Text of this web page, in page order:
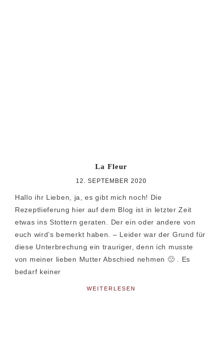
La Fleur
12. SEPTEMBER 2020
Hallo ihr Lieben, ja, es gibt mich noch! Die
Rezeptlieferung hier auf dem Blog ist in letzter Zeit
etwas ins Stottern geraten. Der ein oder andere von
euch wird’s bemerkt haben. – Leider war der Grund für
diese Unterbrechung ein trauriger, denn ich musste
von meiner lieben Mutter Abschied nehmen 🙁 . Es
bedarf keiner
WEITERLESEN